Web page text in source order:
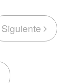
Siguiente